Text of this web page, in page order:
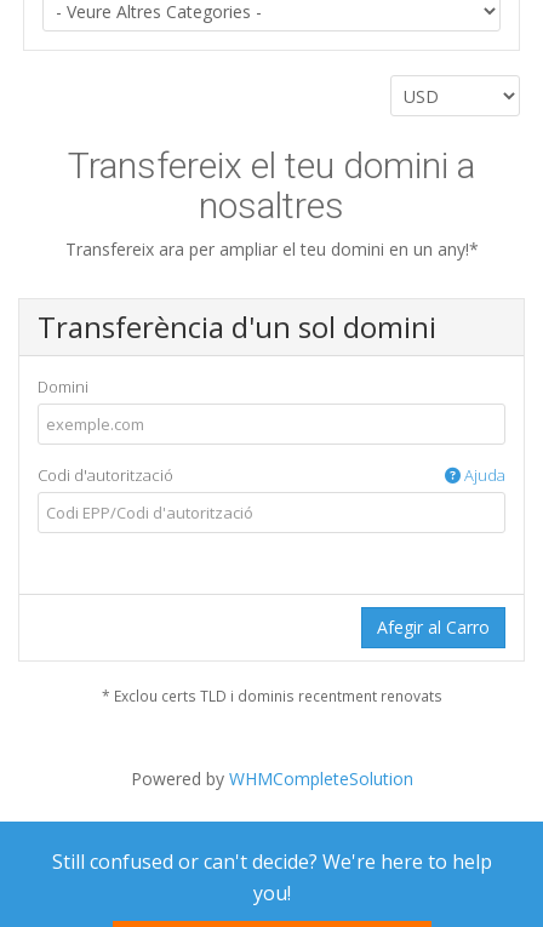
Transfereix el teu domini a
nosaltres
Transfereix ara per ampliar el teu domini en un any!*
Transferència d'un sol domini
Domini
Codi d'autorització Ajuda
Afegir al Carro
* Exclou certs TLD i dominis recentment renovats
Powered by WHMCompleteSolution
Still confused or can't decide? We're here to help
you!